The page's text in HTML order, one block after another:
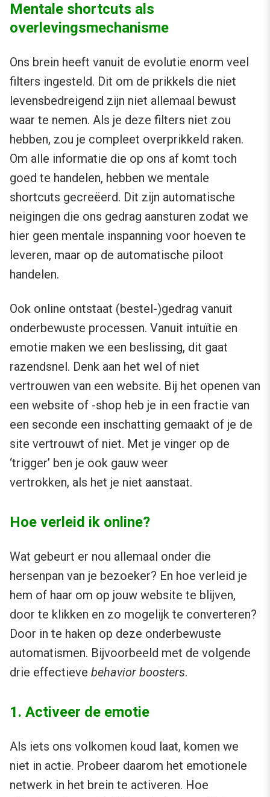
Mentale shortcuts als
overlevingsmechanisme
Ons brein heeft vanuit de evolutie enorm veel
filters ingesteld. Dit om de prikkels die niet
levensbedreigend zijn niet allemaal bewust
waar te nemen. Als je deze filters niet zou
hebben, zou je compleet overprikkeld raken.
Om alle informatie die op ons af komt toch
goed te handelen, hebben we mentale
shortcuts gecreëerd. Dit zijn automatische
neigingen die ons gedrag aansturen zodat we
hier geen mentale inspanning voor hoeven te
leveren, maar op de automatische piloot
handelen.
Ook online ontstaat (bestel-)gedrag vanuit
onderbewuste processen. Vanuit intuïtie en
emotie maken we een beslissing, dit gaat
razendsnel. Denk aan het wel of niet
vertrouwen van een website. Bij het openen van
een website of -shop heb je in een fractie van
een seconde een inschatting gemaakt of je de
site vertrouwt of niet. Met je vinger op de
‘trigger’ ben je ook gauw weer
vertrokken, als het je niet aanstaat.
Hoe verleid ik online?
Wat gebeurt er nou allemaal onder die
hersenpan van je bezoeker? En hoe verleid je
hem of haar om op jouw website te blijven,
door te klikken en zo mogelijk te converteren?
Door in te haken op deze onderbewuste
automatismen. Bijvoorbeeld met de volgende
drie effectieve behavior boosters.
1. Activeer de emotie
Als iets ons volkomen koud laat, komen we
niet in actie. Probeer daarom het emotionele
netwerk in het brein te activeren. Hoe